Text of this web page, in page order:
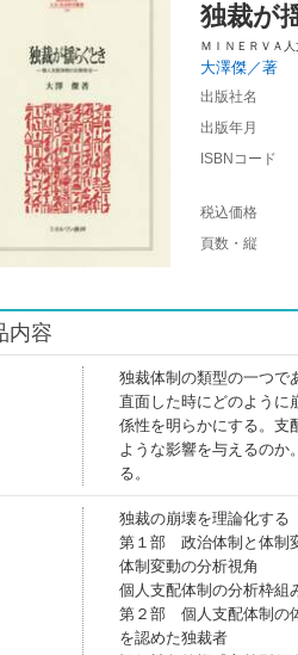
独裁が
ＭＩＮＥＲＶＡ
大澤傑／著
出版社名
出版年月
ISBNコード
税込価格
頁数・縦
内容
独裁体制の類型の一つで
直面した時にどのように
係性を明らかにする。支
ような影響を与えるのか
る。
独裁の崩壊を理論化する
第１部 政治体制と体制
体制変動の分析視角
個人支配体制の分析枠組
第２部 個人支配体制の
を認めた独裁者